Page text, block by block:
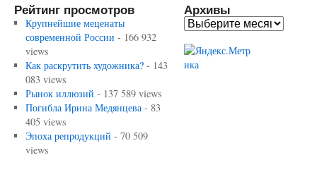
Рейтинг просмотров
Крупнейшие меценаты
современной России - 166 932
views
Как раскрутить художника?- 143
083 views
Рынок иллюзий - 137 589 views
Погибла Ирина Медянцева- 83
405 views
Эпоха репродукций - 70 509
views
Архивы